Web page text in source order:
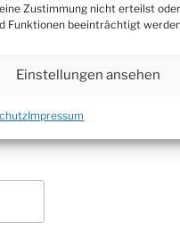
Zustimmung nicht erteilst oder
Funktionen beeinträchtigt
Einstellungen ansehen
Impressum